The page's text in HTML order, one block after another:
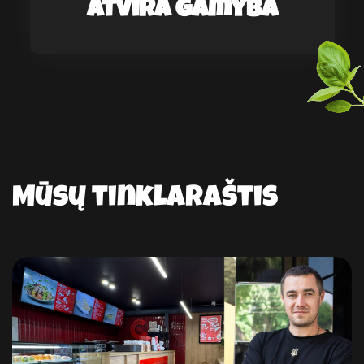
Atvira gamyba
Mūsų tinklaraštis